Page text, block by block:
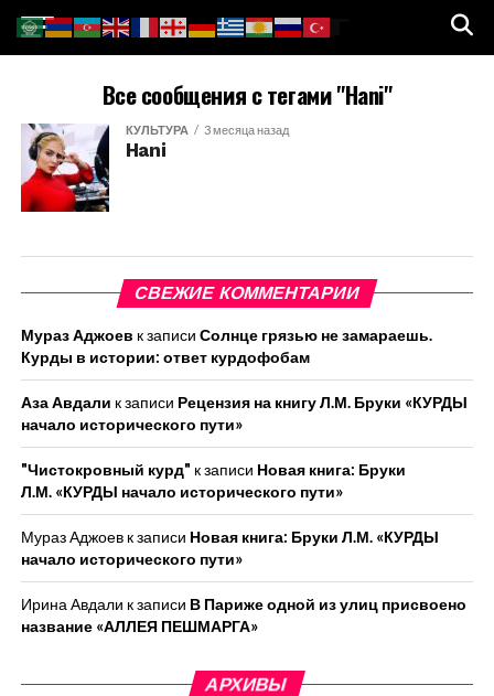
Все сообщения с тегами "Hani"
КУЛЬТУРА 3 месяца назад
Hani
СВЕЖИЕ КОММЕНТАРИИ
Мураз Аджоев к записи Солнце грязью не замараешь.
Курды в истории: ответ курдофобам
Аза Авдали к записи Рецензия на книгу Л.М. Бруки «КУРДЫ
начало исторического пути»
"Чистокровный курд" к записи Новая книга: Бруки
Л.М. «КУРДЫ начало исторического пути»
Мураз Аджоевк записи Новая книга: Бруки Л.М. «КУРДЫ
начало исторического пути»
Ирина Авдали к записи В Париже одной из улиц присвоено
название «АЛЛЕЯ ПЕШМАРГА»
АРХИВЫ